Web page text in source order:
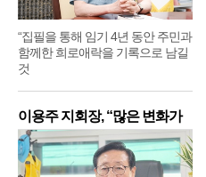
“집필을 통해 임기 4년 동안 주민과
함께한 희로애락을 기록으로 남길
것
이용주 지회장, “많은 변화가